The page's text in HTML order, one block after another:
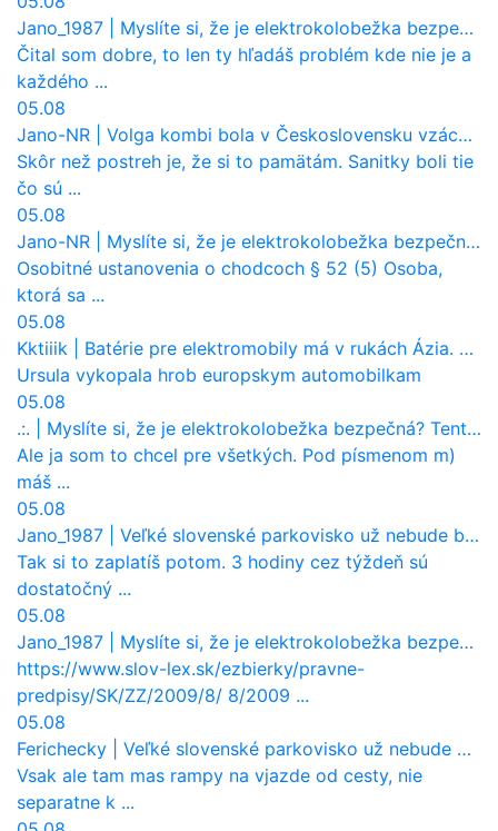
Jano_1987
Myslíte si, že je elektrokolobežka bezpečná? Tento test odhalil vážny problém
Čital som dobre, to len ty hľadáš problém kde nie je a
každého ...
05.08
Jano-NR
Volga kombi bola v Československu vzácnosť. Jazdila ako sanitka, aj pre Verejnú bezpečnosť
Skôr než postreh je, že si to pamätám. Sanitky boli tie
čo sú ...
05.08
Jano-NR
Myslíte si, že je elektrokolobežka bezpečná? Tento test odhalil vážny problém
Osobitné ustanovenia o chodcoch § 52 (5) Osoba,
ktorá sa ...
05.08
Kktiiik
Batérie pre elektromobily má v rukách Ázia. Európa ale stráca kontrolu aj nad vlastnou výrobou!
Ursula vykopala hrob europskym automobilkam
05.08
.:.
Myslíte si, že je elektrokolobežka bezpečná? Tento test odhalil vážny problém
Ale ja som to chcel pre všetkých. Pod písmenom m)
máš ...
05.08
Jano_1987
Veľké slovenské parkovisko už nebude bezplatné
Tak si to zaplatíš potom. 3 hodiny cez týždeň sú
dostatočný ...
05.08
Jano_1987
Myslíte si, že je elektrokolobežka bezpečná? Tento test odhalil vážny problém
https://www.slov-lex.sk/ezbierky/pravne-
predpisy/SK/ZZ/2009/8/ 8/2009 ...
05.08
Ferichecky
Veľké slovenské parkovisko už nebude bezplatné
Vsak ale tam mas rampy na vjazde od cesty, nie
separatne k ...